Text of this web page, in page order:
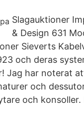
Slagauktioner
& Design 631
Sieverts
och deras
Jag har noterat
och
och